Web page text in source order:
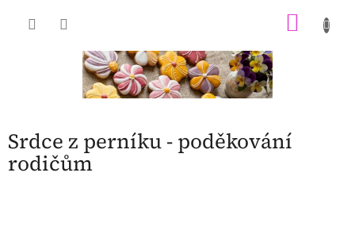
Srdce z perníku - poděkování
rodičům